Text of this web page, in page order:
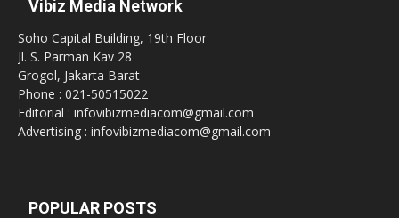
Vibiz Media Network
Soho Capital Building, 19th Floor
Jl. S. Parman Kav 28
Grogol, Jakarta Barat
Phone : 021-50515022
Editorial : infovibizmediacom@gmail.com
Advertising : infovibizmediacom@gmail.com
POPULAR POSTS